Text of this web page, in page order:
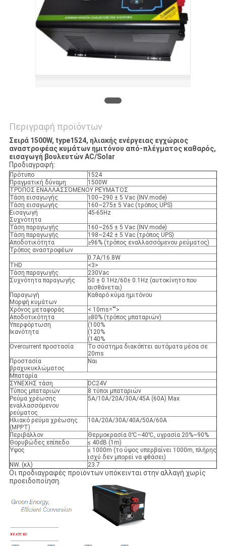
Περιγραφή προϊόντων
Σειρά 1500W, type1524, ηλιακής ενέργειας εγχώριος
αναστροφέας κυμάτων ημιτόνου από-πλέγματος καθαρός,
εισαγωγή βουλευτών AC/Solar
Προδιαγραφή:
Πρότυπο
1524
Πραγματική δύναμη
1500W
ΤΡΌΠΟΣ ΕΝΑΛΛΑΣΣΌΜΕΝΟΥ ΡΕΎΜΑΤΟΣ
Τάση εισαγωγής
100~290 ± 5 Vac (INV.mode)
Τάση εισαγωγής
160~275± 5 Vac (τρόπος UPS)
Εισαγωγή
Συχνότητα
45-65Hz
Τάση παραγωγής
160~265 ± 5 Vac (INV.mode)
Τάση παραγωγής
198~242 ± 5 Vac (τρόπος UPS)
Αποδοτικότητα
≥96% (τρόπος εναλλασσόμενου ρεύματος)
Τρόπος αναστροφέων
0.7A/16.8W
THD
<3>
Τάση παραγωγής
230Vac
Συχνότητα παραγωγής
50 ± 0.1Hz/60± 0.1Hz (αυτοκίνητο που
αισθάνεται)
Παραγωγή
Μορφή κυμάτων
Καθαρό κύμα ημιτόνου
Χρόνος μεταφοράς
< 10ms="">
Αποδοτικότητα
≥80% (τρόπος μπαταριών)
Υπερφόρτωση
Ικανότητα
(100%
(120%
(140%
Overcurrent προστασία
Το σύστημα διακόπτει αυτόματα μέσα σε
20ms
Προστασία
βραχυκυκλώματος
Ναι
Μπαταρία
ΣΥΝΕΧΗΣ τάση
DC24V
Τύπος μπαταριών
8 τύποι μπαταριών
Ρεύμα χρέωσης
εναλλασσόμενου
ρεύματος
5A/10A/20A/30A/45A (60A) Max
Ηλιακό ρεύμα χρέωσης
(MPPT)
10A/20A/30A/40A/50A/60A
Περιβάλλον
Θερμοκρασία 0℃~40℃, υγρασία 20%~90%
Θορυβώδες επίπεδο
≤ 40dB (1m)
Ύψος
≤ 1000m (το ύψος υπερβαίνει 1000m, πλήρης
ισχύ δεν μπορεί να φθάσει)
NW. (κλ)
23.7
Οι προδιαγραφές προϊόντων υπόκεινται στην αλλαγή χωρίς
προειδοποίηση.